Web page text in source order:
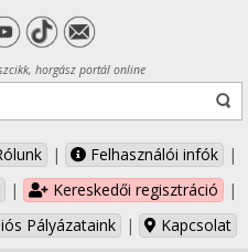
horgász portál online
| Felhasználói infók
|
| Kereskedői regisztráció
|
Pályázataink
| Kapcsolat